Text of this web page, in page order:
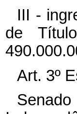
III -
de
Art. 3º